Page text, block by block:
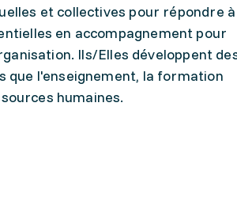
et collectives pour répondre
en accompagnement pour
Ils/Elles développent
que l'enseignement, la formation
humaines.